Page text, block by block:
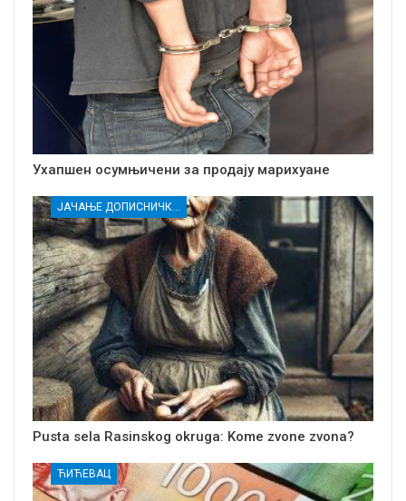
Ухапшен осумњичени за продају марихуане
ЈАЧАЊЕ ДОПИСНИЧКЕ МРЕЖЕ НЕЗАВИСНИХ МЕДИЈА У РАСИНСКОМ ОКРУГУ
Pusta sela Rasinskog okruga: Kome zvone zvona?
ЋИЋЕВАЦ